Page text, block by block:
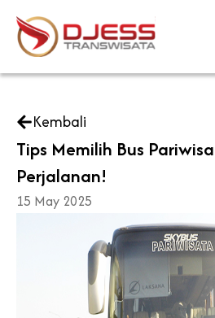
content
Kembali
Tips Memilih Bus
Perjalanan!
15 May 2025